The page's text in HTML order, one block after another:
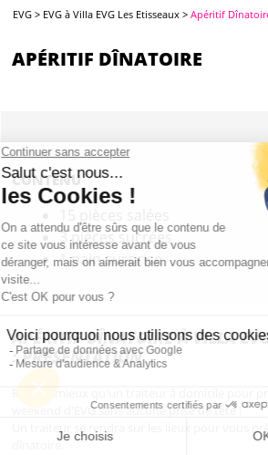
EVG > EVG à Villa EVG Les Etisseaux >Apéritif
APÉRITIF DÎNATOIRE
CONTENU
3 pièces sucrées
1 pain surprise
APÉRITIF DÎNATOIRE À VILLA
: PRÉSENTATION
Rien de mieux qu'un traiteur à domicile pour
weekend d'EVG sans aucune prise de tête !
Un traiteur se rendra sur les lieux pour vous
dînatoire.